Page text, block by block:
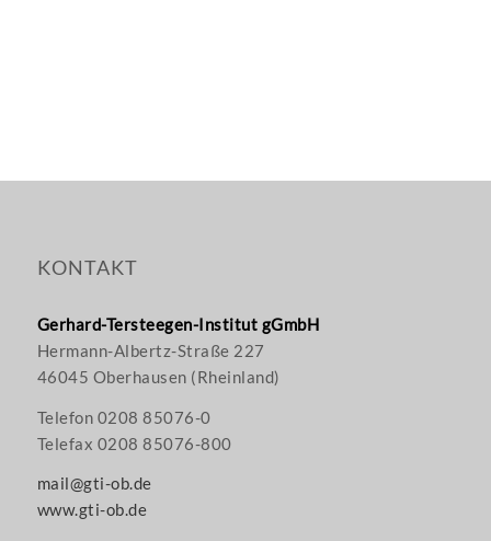
KONTAKT
Gerhard-Tersteegen-Institut gGmbH
Hermann-Albertz-Straße 227
46045 Oberhausen (Rheinland)
Telefon 0208 85076-0
Telefax 0208 85076-800
mail@gti-ob.de
www.gti-ob.de